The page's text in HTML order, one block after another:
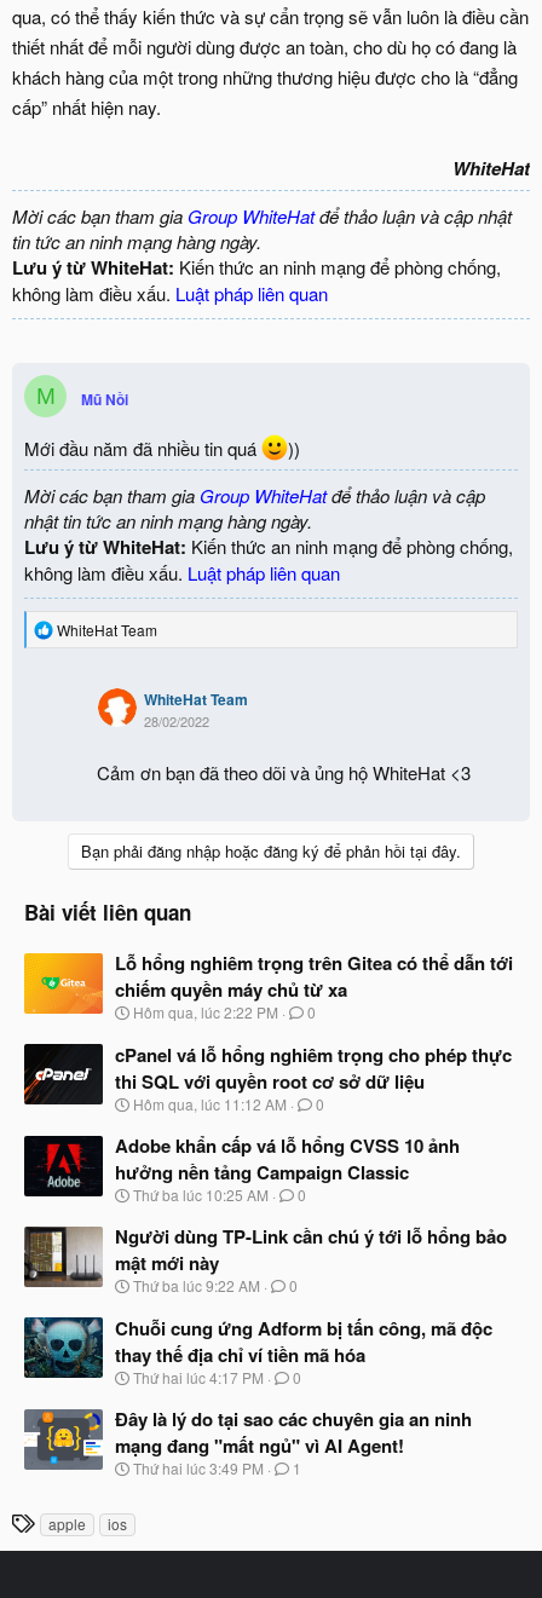
qua, có thể thấy kiến thức và sự cẩn trọng sẽ vẫn luôn là điều cần
thiết nhất để mỗi người dùng được an toàn, cho dù họ có đang là
khách hàng của một trong những thương hiệu được cho là “đẳng
cấp” nhất hiện nay.
WhiteHat
Mời các bạn tham gia Group WhiteHatđể thảo luận và cập nhật
tin tức an ninh mạng hàng ngày.
Lưu ý từ WhiteHat: Kiến thức an ninh mạng để phòng chống,
không làm điều xấu. Luật pháp liên quan
M Mũ Nồi
Mới đầu năm đã nhiều tin quá
))
Mời các bạn tham gia Group WhiteHatđể thảo luận và cập
nhật tin tức an ninh mạng hàng ngày.
Lưu ý từ WhiteHat: Kiến thức an ninh mạng để phòng chống,
không làm điều xấu. Luật pháp liên quan
R
WhiteHat Team
WhiteHat Team
28/02/2022
Cảm ơn bạn đã theo dõi và ủng hộ WhiteHat <3
Bạn phải đăng nhập hoặc đăng ký để phản hồi tại đây.
Bài viết liên quan
Lỗ hổng nghiêm trọng trên Gitea có thể dẫn tới
chiếm quyền máy chủ từ xa
N
à
y
b
ắ
đ
ầ
u
Hôm qua, lúc 2:22 PM 0
cPanel vá lỗ hổng nghiêm trọng cho phép thực
thi SQL với quyền root cơ sở dữ liệu
N
à
b
ắ
đ
ầ
u
Hôm qua, lúc 11:12 AM 0
Adobe khẩn cấp vá lỗ hổng CVSS 10 ảnh
hưởng nền tảng Campaign Classic
N
à
y
b
ắ
đ
ầ
u
Thứ ba lúc 10:25 AM 0
Người dùng TP-Link cần chú ý tới lỗ hổng bảo
mật mới này
N
à
y
b
ắ
đ
ầ
u
Thứ ba lúc 9:22 AM 0
Chuỗi cung ứng Adform bị tấn công, mã độc
thay thế địa chỉ ví tiền mã hóa
N
à
b
ắ
đ
ầ
u
Thứ hai lúc 4:17 PM 0
Đây là lý do tại sao các chuyên gia an ninh
mạng đang "mất ngủ" vì AI Agent!
N
Thứ hai lúc 3:49 PM 1
T
h
apple ios